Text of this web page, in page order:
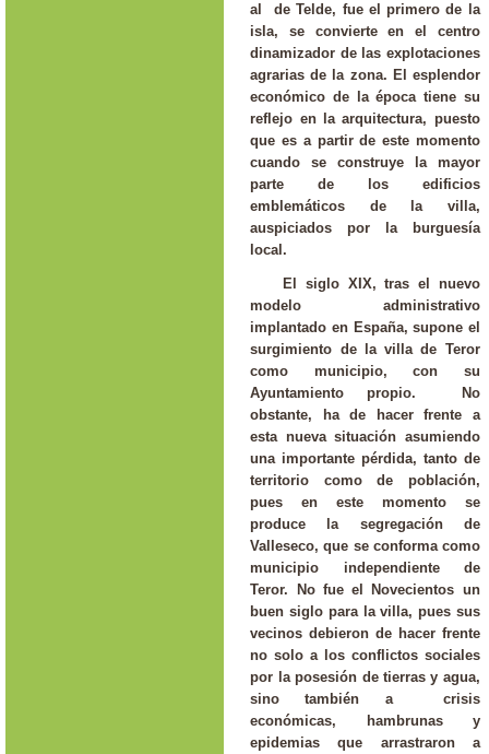
al de Telde, fue el primero de la
isla, se convierte en el centro
dinamizador de las explotaciones
agrarias de la zona. El esplendor
económico de la época tiene su
reflejo en la arquitectura, puesto
que es a partir de este momento
cuando se construye la mayor
parte de los edificios
emblemáticos de la villa,
auspiciados por la burguesía
local.
El siglo XIX, tras el nuevo
modelo administrativo
implantado en España, supone el
surgimiento de la villa de Teror
como municipio, con su
Ayuntamiento propio. No
obstante, ha de hacer frente a
esta nueva situación asumiendo
una importante pérdida, tanto de
territorio como de población,
pues en este momento se
produce la segregación de
Valleseco, que se conforma como
municipio independiente de
Teror. No fue el Novecientos un
buen siglo para la villa, pues sus
vecinos debieron de hacer frente
no solo a los conflictos sociales
por la posesión de tierras y agua,
sino también a crisis
económicas, hambrunas y
epidemias que arrastraron a